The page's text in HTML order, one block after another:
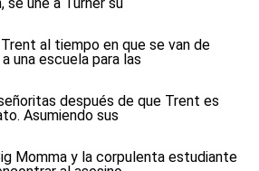
al tiempo en que se van de
una escuela para las
después de que Trent es
Asumiendo sus
Momma y la corpulenta estudiante